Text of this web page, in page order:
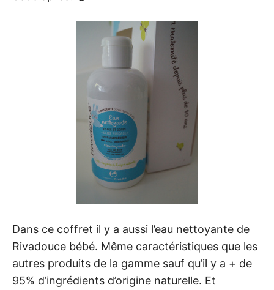
Dans ce coffret il y a aussi l’eau nettoyante de
Rivadouce bébé. Même caractéristiques que les
autres produits de la gamme sauf qu’il y a + de
95% d’ingrédients d’origine naturelle. Et